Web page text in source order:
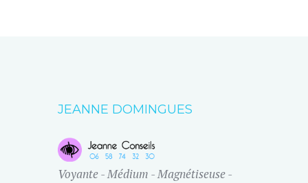
JEANNE DOMINGUES
Voyante - Médium - Magnétiseuse -